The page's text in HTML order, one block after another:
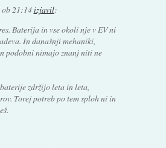
ob 21:14izjavil:
Baterija in vse okoli nje v EV ni
In današnji mehaniki,
podobni nimajo znanj niti ne
zdržijo leta in leta,
Torej potreb po tem sploh ni in